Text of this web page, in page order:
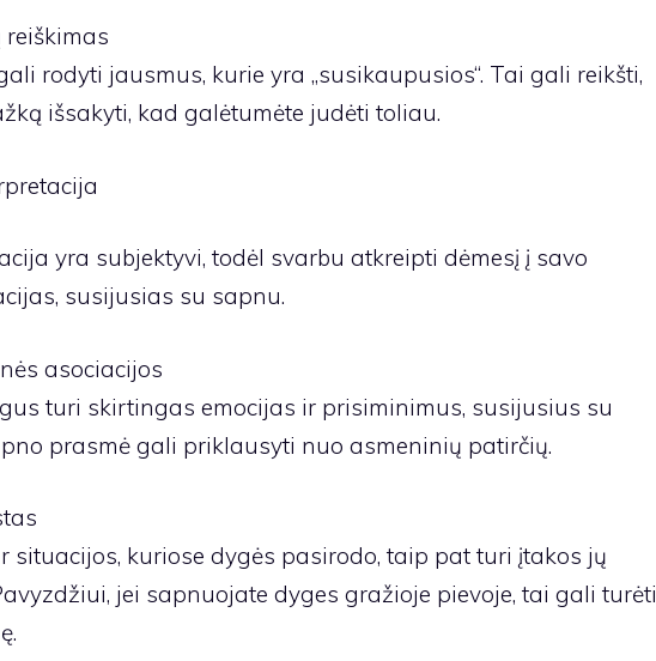
reiškimas
rodyti jausmus, kurie yra „susikaupusios“. Tai gali reikšti,
išsakyti, kad galėtumėte judėti toliau.
yra subjektyvi, todėl svarbu atkreipti dėmesį į savo
susijusias su sapnu.
asociacijos
turi skirtingas emocijas ir prisiminimus, susijusius su
prasmė gali priklausyti nuo asmeninių patirčių.
situacijos, kuriose dygės pasirodo, taip pat turi įtakos jų
jei sapnuojate dyges gražioje pievoje, tai gali turėti